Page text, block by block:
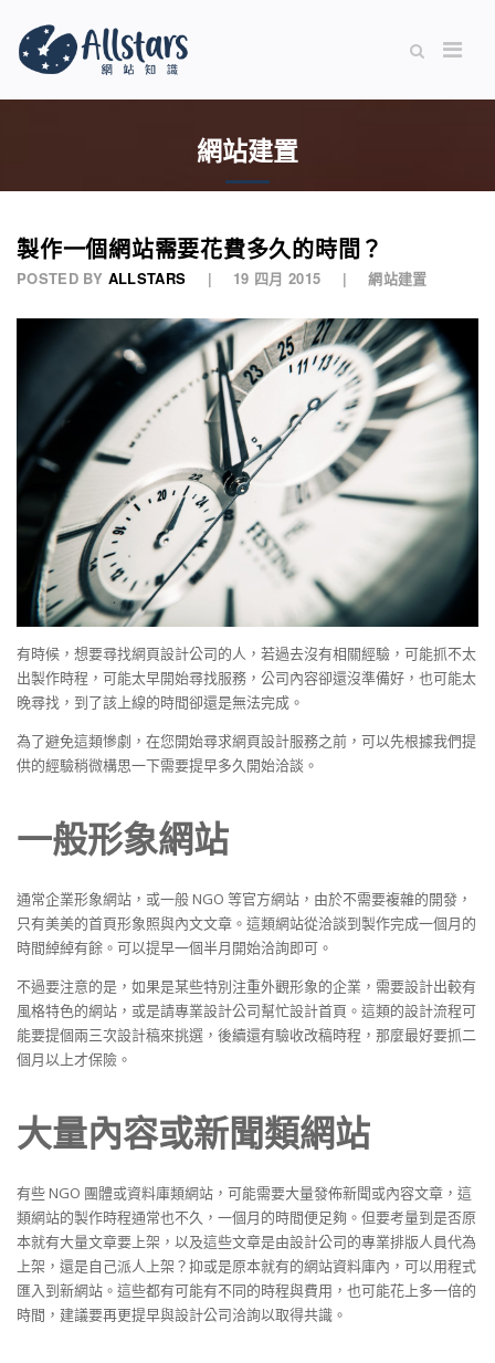
網站建置
製作一個網站需要花費多久的時間？
POSTED BY ALLSTARS 19 四月 2015 網站建置
有時候，想要尋找網頁設計公司的人，若過去沒有相關經驗，可能抓不太
出製作時程，可能太早開始尋找服務，公司內容卻還沒準備好，也可能太
晚尋找，到了該上線的時間卻還是無法完成。
為了避免這類慘劇，在您開始尋求網頁設計服務之前，可以先根據我們提
供的經驗稍微構思一下需要提早多久開始洽談。
一般形象網站
通常企業形象網站，或一般 NGO 等官方網站，由於不需要複雜的開發，
只有美美的首頁形象照與內文文章。這類網站從洽談到製作完成一個月的
時間綽綽有餘。可以提早一個半月開始洽詢即可。
不過要注意的是，如果是某些特別注重外觀形象的企業，需要設計出較有
風格特色的網站，或是請專業設計公司幫忙設計首頁。這類的設計流程可
能要提個兩三次設計稿來挑選，後續還有驗收改稿時程，那麼最好要抓二
個月以上才保險。
大量內容或新聞類網站
有些 NGO 團體或資料庫類網站，可能需要大量發佈新聞或內容文章，這
類網站的製作時程通常也不久，一個月的時間便足夠。但要考量到是否原
本就有大量文章要上架，以及這些文章是由設計公司的專業排版人員代為
上架，還是自己派人上架？抑或是原本就有的網站資料庫內，可以用程式
匯入到新網站。這些都有可能有不同的時程與費用，也可能花上多一倍的
時間，建議要再更提早與設計公司洽詢以取得共識。